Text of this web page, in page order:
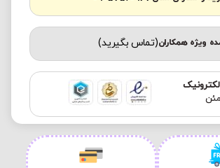
ویژه همکاران(تماس بگیرید)